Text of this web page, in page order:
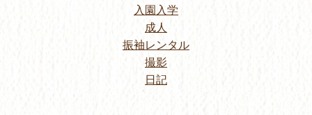
入園入学
成人
振袖レンタル
撮影
日記